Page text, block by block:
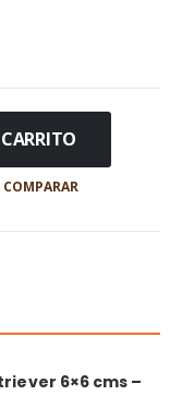
COMPARAR
6×6 cms –